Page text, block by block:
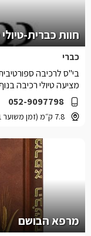
חוות כברית-
כברי
052-9097798
7.8 ק״מ (זמן משוער 11 דקות)
בי"ס לרכיבה
מציעה טיולי רכיבה
מרפא הבושם